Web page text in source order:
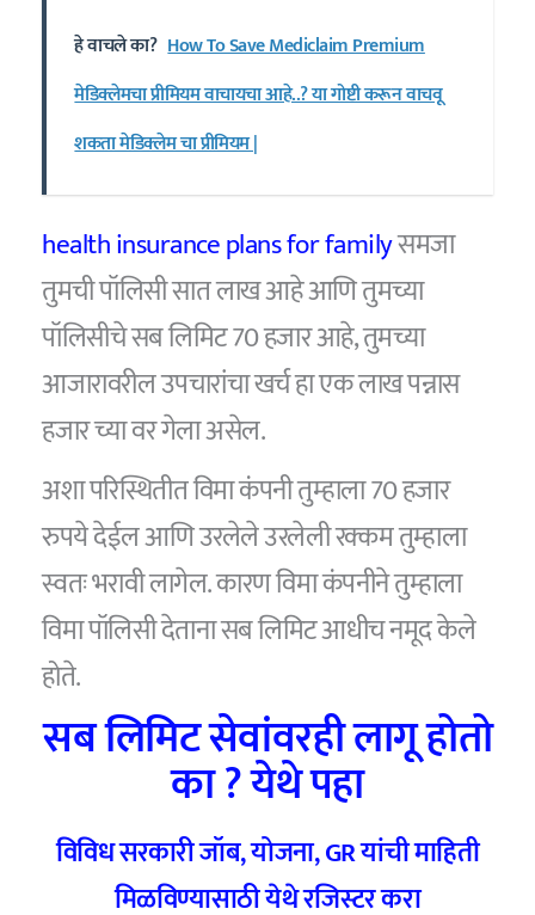
हे वाचले का? How To Save Mediclaim Premium
मेडिक्लेमचा प्रीमियम वाचायचा आहे..? या गोष्टी करून वाचवू
शकता मेडिक्लेम चा प्रीमियम |
health insurance plans for familyसमजा
तुमची पॉलिसी सात लाख आहे आणि तुमच्या
पॉलिसीचे सब लिमिट 70 हजार आहे, तुमच्या
आजारावरील उपचारांचा खर्च हा एक लाख पन्नास
हजार च्या वर गेला असेल.
अशा परिस्थितीत विमा कंपनी तुम्हाला 70 हजार
रुपये देईल आणि उरलेले उरलेली रक्कम तुम्हाला
स्वतः भरावी लागेल. कारण विमा कंपनीने तुम्हाला
विमा पॉलिसी देताना सब लिमिट आधीच नमूद केले
होते.
सब लिमिट सेवांवरही लागू होतो
का ? येथे पहा
विविध सरकारी जॉब,योजना, GRयांची माहिती
मिळविण्यासाठी येथे रजिस्टर करा